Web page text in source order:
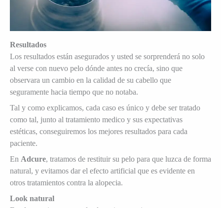
Resultados
Los resultados están asegurados y usted se sorprenderá no solo
al verse con nuevo pelo dónde antes no crecía, sino que
observara un cambio en la calidad de su cabello que
seguramente hacia tiempo que no notaba.
Tal y como explicamos, cada caso es único y debe ser tratado
como tal, junto al tratamiento medico y sus expectativas
estéticas, conseguiremos los mejores resultados para cada
paciente.
En Adcure, tratamos de restituir su pelo para que luzca de forma
natural, y evitamos dar el efecto artificial que es evidente en
otros tratamientos contra la alopecia.
Look natural